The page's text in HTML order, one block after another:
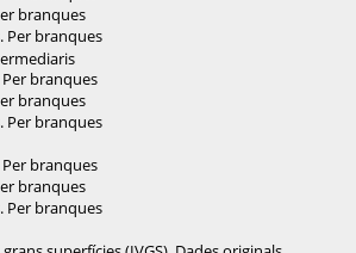
branques
Per branques
branques
branques
Per branques
branques
branques
Per branques